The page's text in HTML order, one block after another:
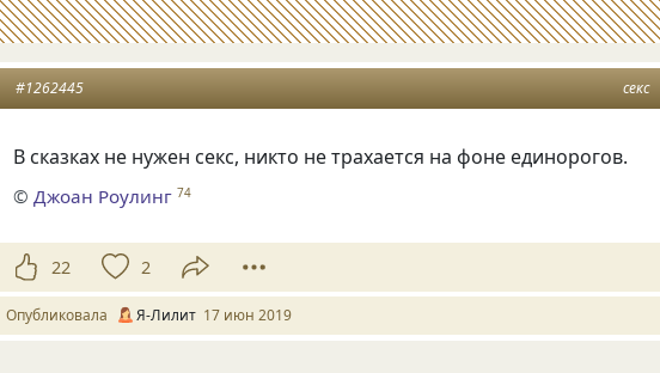
секс
#1262445
В сказках не нужен секс, никто не трахается на фоне единорогов.
© Джоан Роулинг 74
22 2
Опубликовала Я-Лилит 17 июн 2019